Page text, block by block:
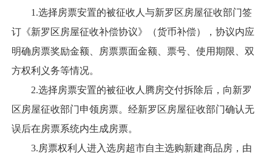
1.选择房票安置的被征收人与新罗区房屋征收部门签
订《新罗区房屋征收补偿协议》（货币补偿），协议内应
明确房票奖励金额、房票票面金额、票号、使用期限、双
方权利义务等情况。
2.选择房票安置的被征收人腾房交付拆除后，向新罗
区房屋征收部门申领房票。经新罗区房屋征收部门确认无
误后在房票系统内生成房票。
3.房票权利人进入选房超市自主选购新建商品房，由